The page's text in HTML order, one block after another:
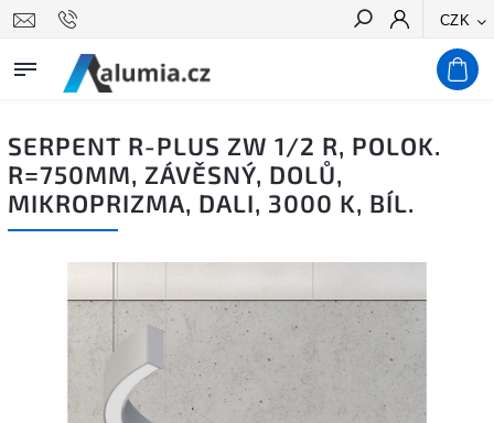
CZK
Hledat
SERPENT R-PLUS ZW 1/2 R, POLOK.
R=750MM, ZÁVĚSNÝ, DOLŮ,
MIKROPRIZMA, DALI, 3000 K, BÍL.